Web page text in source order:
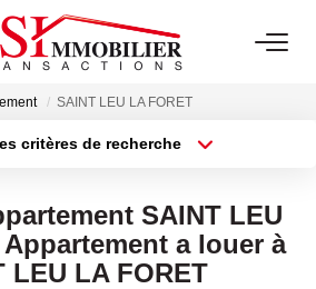
AGENCE
VENTES
SAINT LEU LA FORET
critères de recherche
Surface min
SAINT LEU
Appartement a louer à
LEU LA FORET